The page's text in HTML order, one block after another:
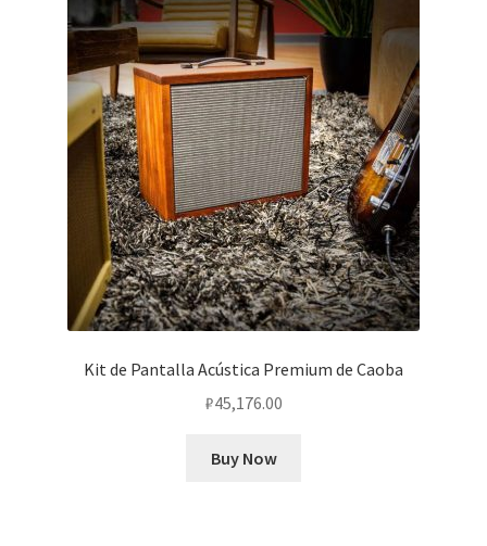
Kit de Pantalla Acústica Premium de Caoba
₽45,176.00
Buy Now